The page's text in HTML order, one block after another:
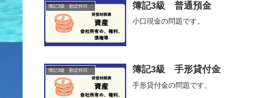
簿記3級 勘定科目 簿記3級 普通預金
小口現金の問題です。
簿記3級 勘定科目 簿記3級 手形貸付金
手形貸付金の問題です。